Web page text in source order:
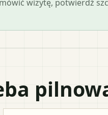
wizytę, potwierdź